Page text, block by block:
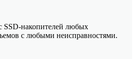
SSD-накопителей любых
с любыми неисправностями.